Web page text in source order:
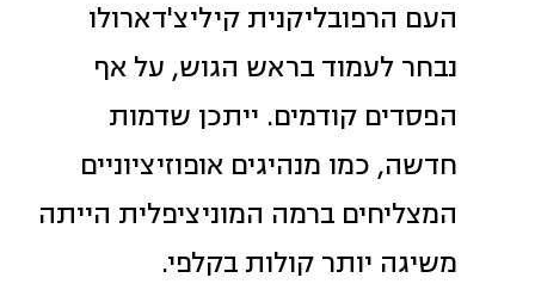
העם הרפובליקנית קיליצ'דארולו
נבחר לעמוד בראש הגוש, על אף
הפסדים קודמים. ייתכן שדמות
חדשה, כמו מנהיגים אופוזיציוניים
המצליחים ברמה המוניציפלית הייתה
משיגה יותר קולות בקלפי.